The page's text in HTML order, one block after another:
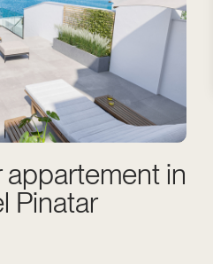
in
Pinatar